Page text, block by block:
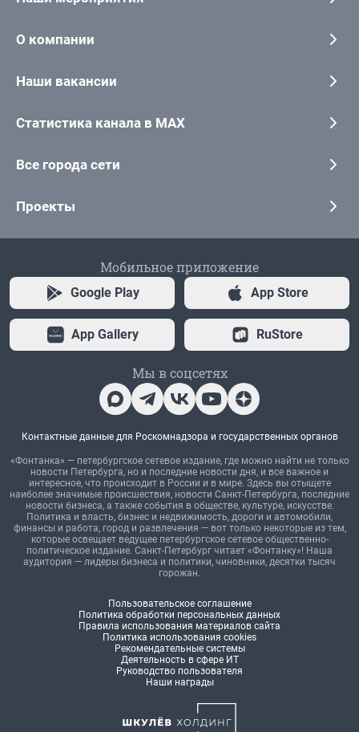
О компании
Наши вакансии
Статистика канала в MAX
Все города сети
Проекты
Мобильное приложение
Google Play App Store
App Gallery RuStore
Мы в соцсетях
Контактные данные для Роскомнадзора и государственных органов
«Фонтанка» — петербургское сетевое издание, где можно найти не только
новости Петербурга, но и последние новости дня, и все важное и
интересное, что происходит в России и в мире. Здесь вы отыщете
наиболее значимые происшествия, новости Санкт-Петербурга, последние
новости бизнеса, а также события в обществе, культуре, искусстве.
Политика и власть, бизнес и недвижимость, дороги и автомобили,
финансы и работа, город и развлечения — вот только некоторые из тем,
которые освещает ведущее петербургское сетевое общественно-
политическое издание. Санкт-Петербург читает «Фонтанку»! Наша
аудитория — лидеры бизнеса и политики, чиновники, десятки тысяч
горожан.
Пользовательское соглашение
Политика обработки персональных данных
Правила использования материалов сайта
Политика использования cookies
Рекомендательные системы
Деятельность в сфере ИТ
Руководство пользователя
Наши награды